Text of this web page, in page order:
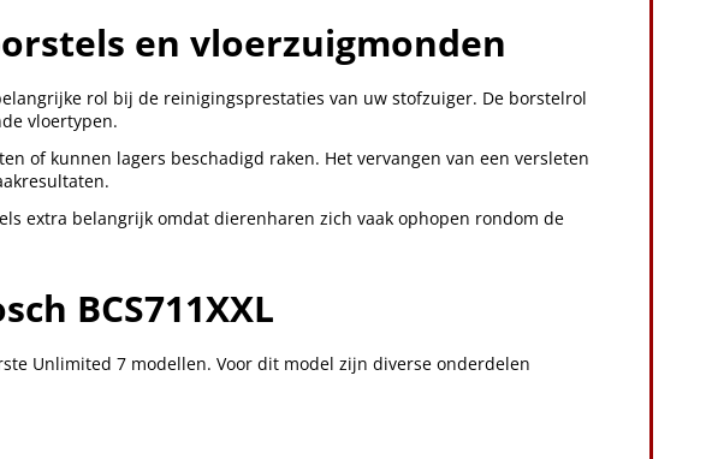
en vloerzuigmonden
rol bij de reinigingsprestaties van uw stofzuiger. De borstelrol
vloertypen.
of kunnen lagers beschadigd raken. Het vervangen van een versleten
extra belangrijk omdat dierenharen zich vaak ophopen rondom de
BCS711XXL
Unlimited 7 modellen. Voor dit model zijn diverse onderdelen